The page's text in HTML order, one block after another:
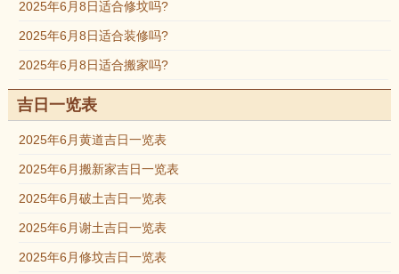
2025年6月8日适合修坟吗?
2025年6月8日适合装修吗?
2025年6月8日适合搬家吗?
吉日一览表
2025年6月黄道吉日一览表
2025年6月搬新家吉日一览表
2025年6月破土吉日一览表
2025年6月谢土吉日一览表
2025年6月修坟吉日一览表